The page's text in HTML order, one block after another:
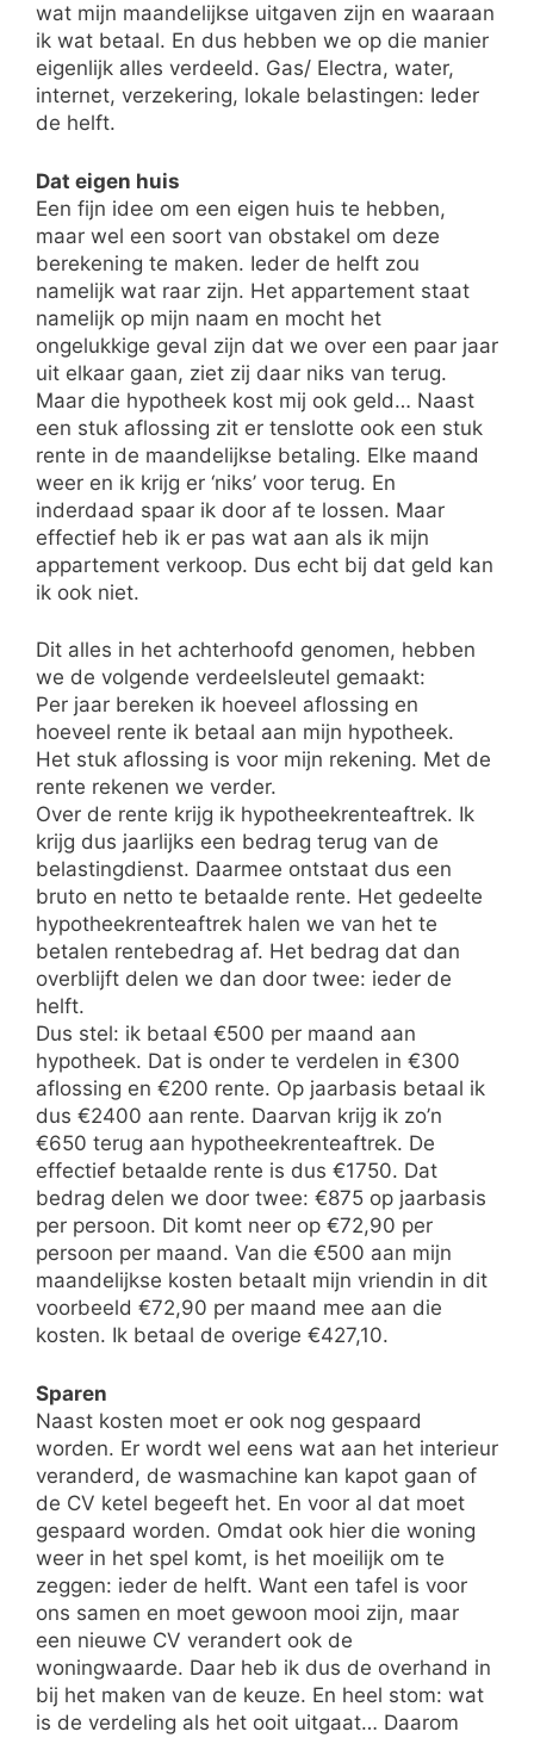
wat mijn maandelijkse uitgaven zijn en waaraan
ik wat betaal. En dus hebben we op die manier
eigenlijk alles verdeeld. Gas/ Electra, water,
internet, verzekering, lokale belastingen: Ieder
de helft.
Dat eigen huis
Een fijn idee om een eigen huis te hebben,
maar wel een soort van obstakel om deze
berekening te maken. Ieder de helft zou
namelijk wat raar zijn. Het appartement staat
namelijk op mijn naam en mocht het
ongelukkige geval zijn dat we over een paar jaar
uit elkaar gaan, ziet zij daar niks van terug.
Maar die hypotheek kost mij ook geld… Naast
een stuk aflossing zit er tenslotte ook een stuk
rente in de maandelijkse betaling. Elke maand
weer en ik krijg er ‘niks’ voor terug. En
inderdaad spaar ik door af te lossen. Maar
effectief heb ik er pas wat aan als ik mijn
appartement verkoop. Dus echt bij dat geld kan
ik ook niet.
Dit alles in het achterhoofd genomen, hebben
we de volgende verdeelsleutel gemaakt:
Per jaar bereken ik hoeveel aflossing en
hoeveel rente ik betaal aan mijn hypotheek.
Het stuk aflossing is voor mijn rekening. Met de
rente rekenen we verder.
Over de rente krijg ik hypotheekrenteaftrek. Ik
krijg dus jaarlijks een bedrag terug van de
belastingdienst. Daarmee ontstaat dus een
bruto en netto te betaalde rente. Het gedeelte
hypotheekrenteaftrek halen we van het te
betalen rentebedrag af. Het bedrag dat dan
overblijft delen we dan door twee: ieder de
helft.
Dus stel: ik betaal €500 per maand aan
hypotheek. Dat is onder te verdelen in €300
aflossing en €200 rente. Op jaarbasis betaal ik
dus €2400 aan rente. Daarvan krijg ik zo’n
€650 terug aan hypotheekrenteaftrek. De
effectief betaalde rente is dus €1750. Dat
bedrag delen we door twee: €875 op jaarbasis
per persoon. Dit komt neer op €72,90 per
persoon per maand. Van die €500 aan mijn
maandelijkse kosten betaalt mijn vriendin in dit
voorbeeld €72,90 per maand mee aan die
kosten. Ik betaal de overige €427,10.
Sparen
Naast kosten moet er ook nog gespaard
worden. Er wordt wel eens wat aan het interieur
veranderd, de wasmachine kan kapot gaan of
de CV ketel begeeft het. En voor al dat moet
gespaard worden. Omdat ook hier die woning
weer in het spel komt, is het moeilijk om te
zeggen: ieder de helft. Want een tafel is voor
ons samen en moet gewoon mooi zijn, maar
een nieuwe CV verandert ook de
woningwaarde. Daar heb ik dus de overhand in
bij het maken van de keuze. En heel stom: wat
is de verdeling als het ooit uitgaat… Daarom